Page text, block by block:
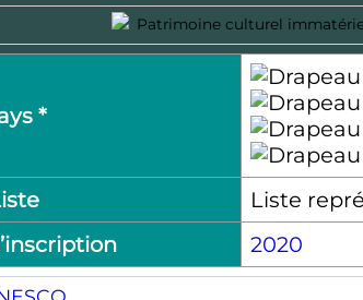
Patrimoine culturel
*
Liste
2020